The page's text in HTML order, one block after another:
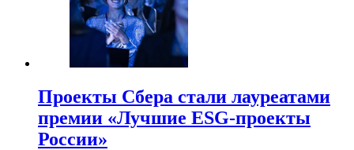
Проекты Сбера стали лауреатами
премии «Лучшие ESG-проекты
России»